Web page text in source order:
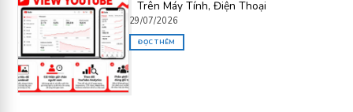
Trên Máy Tính, Điện Thoại
29/07/2026
ĐỌC THÊM